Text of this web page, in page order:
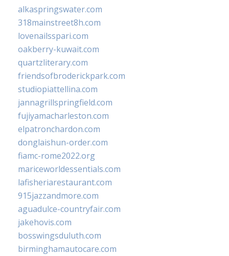
alkaspringswater.com
318mainstreet8h.com
lovenailsspari.com
oakberry-kuwait.com
quartzliterary.com
friendsofbroderickpark.com
studiopiattellina.com
jannagrillspringfield.com
fujiyamacharleston.com
elpatronchardon.com
donglaishun-order.com
fiamc-rome2022.org
mariceworldessentials.com
lafisheriarestaurant.com
915jazzandmore.com
aguadulce-countryfair.com
jakehovis.com
bosswingsduluth.com
birminghamautocare.com